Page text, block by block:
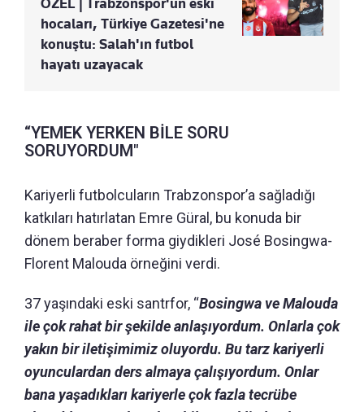
ÖZEL | Trabzonspor'un eski
hocaları, Türkiye Gazetesi'ne
konuştu: Salah'ın futbol
hayatı uzayacak
“YEMEK YERKEN BİLE SORU
SORUYORDUM"
Kariyerli futbolcuların Trabzonspor’a sağladığı
katkıları hatırlatan Emre Güral, bu konuda bir
dönem beraber forma giydikleri José Bosingwa-
Florent Malouda örneğini verdi.
37 yaşındaki eski santrfor, “Bosingwa ve Malouda
ile çok rahat bir şekilde anlaşıyordum. Onlarla çok
yakın bir iletişimimiz oluyordu. Bu tarz kariyerli
oyunculardan ders almaya çalışıyordum. Onlar
bana yaşadıkları kariyerle çok fazla tecrübe